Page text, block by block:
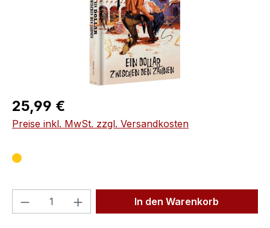
Regulärer Preis:
25,99 €
Preise inkl. MwSt. zzgl. Versandkosten
Produkt Anzahl: Gib denIn den Warenkorb